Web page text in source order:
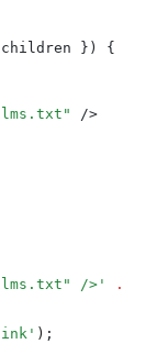
children } )
{
"
/>
/> '
.
' ) ;